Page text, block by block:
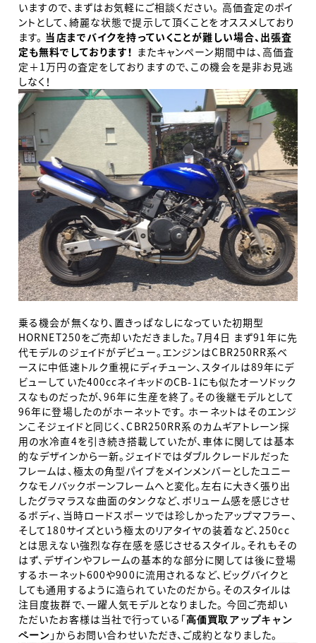
いますので、まずはお気軽にご相談ください。 高価査定のポイ
ントとして、綺麗な状態で提示して頂くことをオススメしており
ます。 当店までバイクを持っていくことが難しい場合、出張査
定も無料でしております！ またキャンペーン期間中は、高価査
定＋1万円の査定をしておりますので、この機会を是非お見逃
しなく！
乗る機会が無くなり、置きっぱなしになっていた初期型
HORNET250をご売却いただきました。7月4日 まず91年に先
代モデルのジェイドがデビュー。エンジンはCBR250RR系ベ
ースに中低速トルク重視にディチューン、スタイルは89年にデ
ビューしていた400ccネイキッドのCB-1にも似たオーソドック
スなものだったが、96年に生産を終了。その後継モデルとして
96年に登場したのがホーネットです。 ホーネットはそのエンジ
ンこそジェイドと同じく、CBR250RR系のカムギアトレーン採
用の水冷直4を引き続き搭載していたが、車体に関しては基本
的なデザインから一新。ジェイドではダブルクレードルだった
フレームは、極太の角型パイプをメインメンバーとしたユニー
クなモノバックボーンフレームへと変化。左右に大きく張り出
したグラマラスな曲面のタンクなど、ボリューム感を感じさせ
るボディ、当時ロードスポーツでは珍しかったアップマフラー、
そして180サイズという極太のリアタイヤの装着など、250cc
とは思えない強烈な存在感を感じさせるスタイル。それもその
はず、デザインやフレームの基本的な部分に関しては後に登場
するホーネット600や900に流用されるなど、ビッグバイクと
しても通用するように造られていたのだから。そのスタイルは
注目度抜群で、一躍人気モデルとなりました。 今回ご売却い
ただいたお客様は当社で行っている「高価買取アップキャン
ペーン 」からお問い合わせいただき、ご成約となりました。